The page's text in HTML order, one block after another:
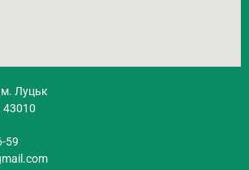
м. Луцьк
43010
59